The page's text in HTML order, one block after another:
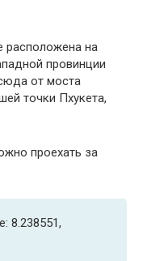
расположена на
провинции
от моста
точки Пхукета,
проехать за
8.238551,